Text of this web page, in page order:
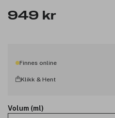
949 kr
Finnes online
Klikk & Hent
Volum (ml)